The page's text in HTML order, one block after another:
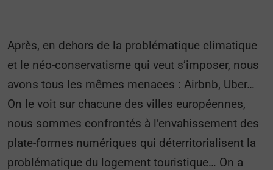
Après, en dehors de la problématique climatique
et le néo-conservatisme qui veut s’imposer, nous
avons tous les mêmes menaces : Airbnb, Uber…
On le voit sur chacune des villes européennes,
nous sommes confrontés à l’envahissement des
plate-formes numériques qui déterritorialisent la
problématique du logement touristique… On a